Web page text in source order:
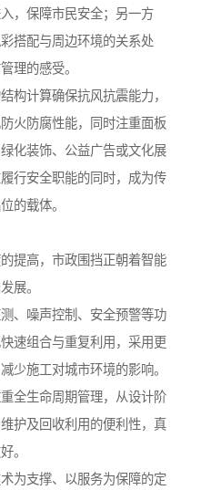
，保障市民安全；另一方
搭配与周边环境的关系处
理的感受。
构计算确保抗风抗震能力，
火防腐性能，同时注重面板
化装饰、公益广告或文化展
行安全职能的同时，成为传
的载体。
提高，市政围挡正朝着智能
展。
、噪声控制、安全预警等功
速组合与重复利用，采用更
少施工对城市环境的影响。
全生命周期管理，从设计阶
护及回收利用的便利性，真
。
为支撑、以服务为保障的定